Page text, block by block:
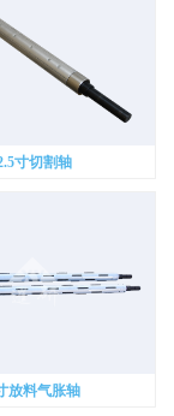
寸切割轴
放料气胀轴